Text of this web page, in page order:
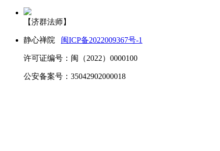
【济群法师】
静心禅院 闽ICP备2022009367号-1
许可证编号：闽（2022）0000100
公安备案号：35042902000018